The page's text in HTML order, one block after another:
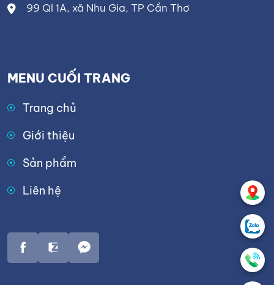
99 Ql 1A, xã Nhu Gia, TP Cần Thơ
MENU CUỐI TRANG
Trang chủ
Giới thiệu
Sản phẩm
Liên hệ